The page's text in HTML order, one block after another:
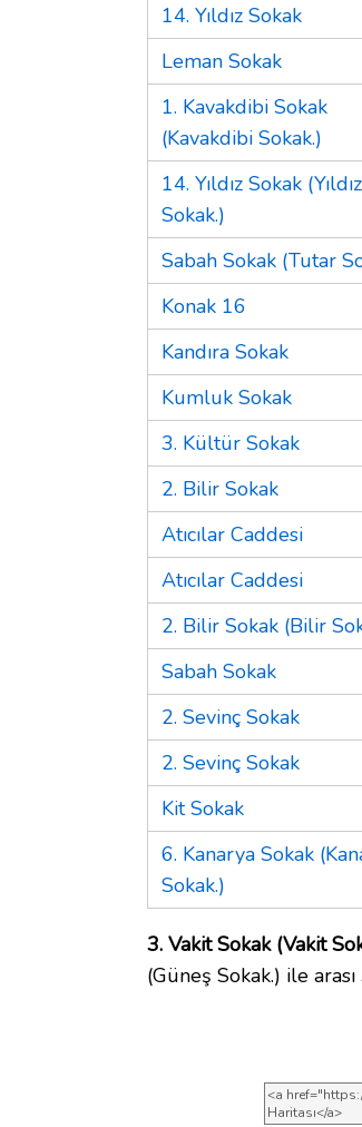
14. Yıldız Sokak
Leman Sokak
1. Kavakdibi Sokak
(Kavakdibi Sokak.)
14. Yıldız Sokak (Yıldız
Sokak.)
Sabah Sokak (Tutar
Konak 16
Kandıra Sokak
Kumluk Sokak
3. Kültür Sokak
2. Bilir Sokak
Atıcılar Caddesi
Atıcılar Caddesi
2. Bilir Sokak (Bilir
Sabah Sokak
2. Sevinç Sokak
2. Sevinç Sokak
Kit Sokak
6. Kanarya Sokak
Sokak.)
3. Vakit Sokak (Vakit
(Güneş Sokak.) ile